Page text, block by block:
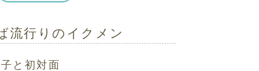
流行りのイクメン
と初対面